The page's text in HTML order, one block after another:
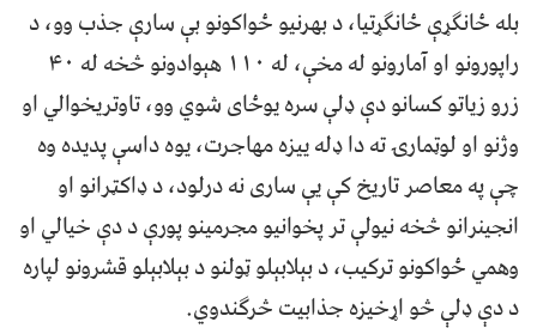
بله ځانګړې ځانګړتیا، د بهرنیو ځواکونو بې سارې جذب وو، د
راپورونو او آمارونو له مخې، له ۱۱۰ هېوادونو څخه له ۴۰
زرو زیاتو کسانو دې ډلې سره یوځای شوي وو، تاوتریخوالي او
وژنو او لوټمارۍ ته دا ډله ییزه مهاجرت، یوه داسې پدیده وه
چې په معاصر تاریخ کې یې ساری نه درلود، د ډاکټرانو او
انجینرانو څخه نیولې تر پخوانیو مجرمینو پورې د دې خیالي او
وهمي ځواکونو ترکیب، د بېلابېلو ټولنو د بېلابېلو قشرونو لپاره
د دې ډلې څو اړخیزه جذابیت څرګندوي.